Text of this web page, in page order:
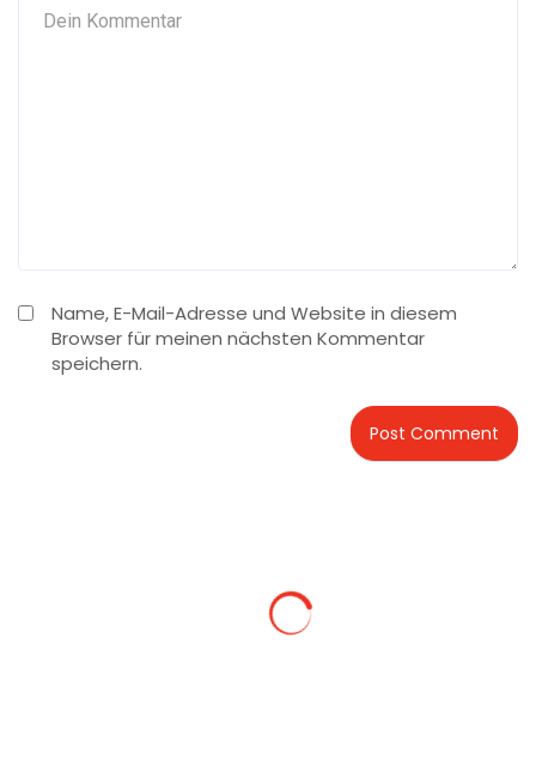
Name, E-Mail-Adresse und Website in diesem
Browser für meinen nächsten Kommentar
speichern.